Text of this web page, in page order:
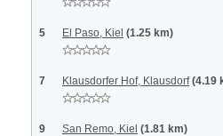
5 El Paso, Kiel (1.25 km)
7 Klausdorfer Hof, Klausdorf (4.19
9 San Remo, Kiel (1.81 km)